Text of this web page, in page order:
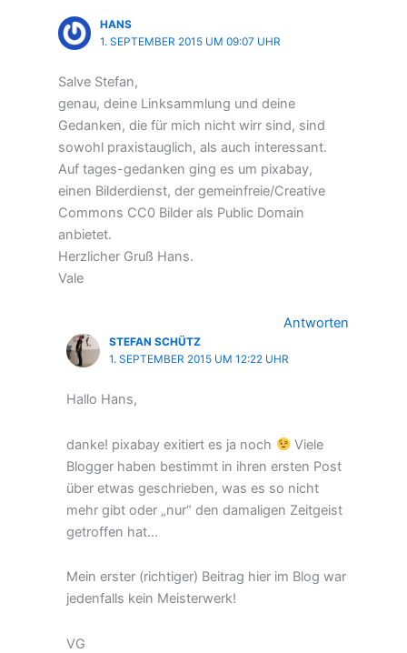
HANS
1. SEPTEMBER 2015 UM 09:07 UHR
Salve Stefan,
genau, deine Linksammlung und deine
Gedanken, die für mich nicht wirr sind, sind
sowohl praxistauglich, als auch interessant.
Auf tages-gedanken ging es um pixabay,
einen Bilderdienst, der gemeinfreie/Creative
Commons CC0 Bilder als Public Domain
anbietet.
Herzlicher Gruß Hans.
Vale
Antworten
STEFAN SCHÜTZ
1. SEPTEMBER 2015 UM 12:22 UHR
Hallo Hans,
danke! pixabay exitiert es ja noch
Viele
Blogger haben bestimmt in ihren ersten Post
über etwas geschrieben, was es so nicht
mehr gibt oder „nur“ den damaligen Zeitgeist
getroffen hat…
Mein erster (richtiger) Beitrag hier im Blog war
jedenfalls kein Meisterwerk!
VG